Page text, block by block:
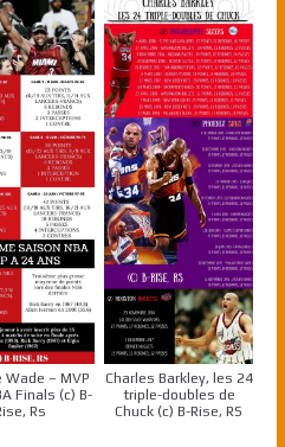
Wade – MVP
Finals (c) B-
Rs
Charles Barkley, les 24
triple-doubles de
Chuck (c) B-Rise, RS